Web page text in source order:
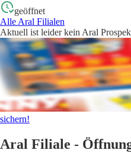
geöffnet
Alle Aral Filialen
Aktuell ist leider kein Aral
sichern!
Aral Filiale -